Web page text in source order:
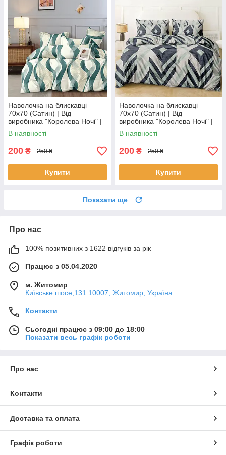
Наволочка на блискавці
70х70 (Сатин) | Від
виробника "Королева Ночі" |
Бірюзові хвилі на молочному
В наявності
200 ₴ 250 ₴
Купити
Наволочка на блискавці
70х70 (Сатин) | Від
виробника "Королева Ночі" |
Геометричний візерунок
В наявності
200 ₴ 250 ₴
Купити
Показати ще
Про нас
100% позитивних з 1622 відгуків за рік
Працює з 05.04.2020
м. Житомир
Київське шосе,131 10007, Житомир, Україна
Контакти
Сьогодні працює з 09:00 до 18:00
Показати весь графік роботи
Про нас
Контакти
Доставка та оплата
Графік роботи